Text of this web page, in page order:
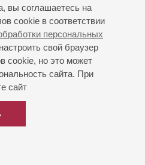
вы соглашаетесь на
cookie в соответствии
персональных
свой браузер
cookie, но это может
сайта. При
сайт